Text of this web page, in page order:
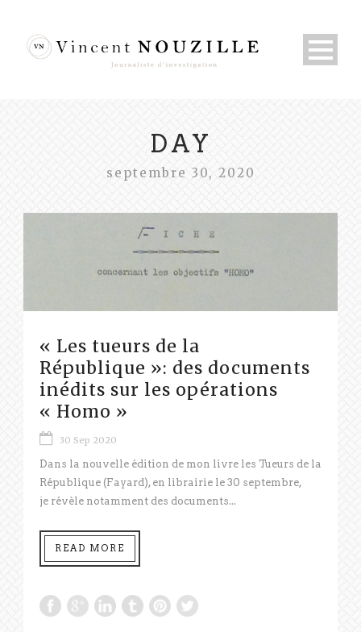
DAY
septembre 30, 2020
« Les tueurs de la
République »: des documents
inédits sur les opérations
« Homo »
30 Sep 2020
Dans la nouvelle édition de mon livre les Tueurs de la
République (Fayard), en librairie le 30 septembre,
je révèle notamment des documents...
READ MORE